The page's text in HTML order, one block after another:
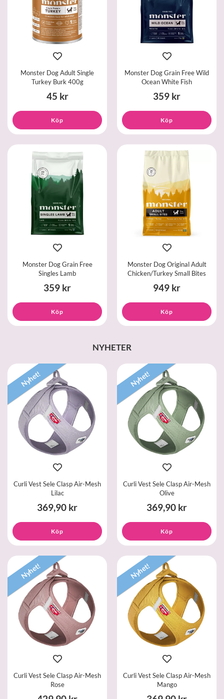
Monster Dog Adult Single
Turkey Burk 400g
45 kr
Köp
Monster Dog Grain Free Wild
Ocean White Fish
359 kr
Köp
Monster Dog Grain Free
Singles Lamb
359 kr
Köp
Monster Dog Original Adult
Chicken/Turkey Small Bites
949 kr
Köp
NYHETER
Nyhet!
Curli Vest Sele Clasp Air-Mesh
Lilac
369,90 kr
Köp
Nyhet!
Curli Vest Sele Clasp Air-Mesh
Olive
369,90 kr
Köp
Nyhet!
Curli Vest Sele Clasp Air-Mesh
Rose
Nyhet!
Curli Vest Sele Clasp Air-Mesh
Mango